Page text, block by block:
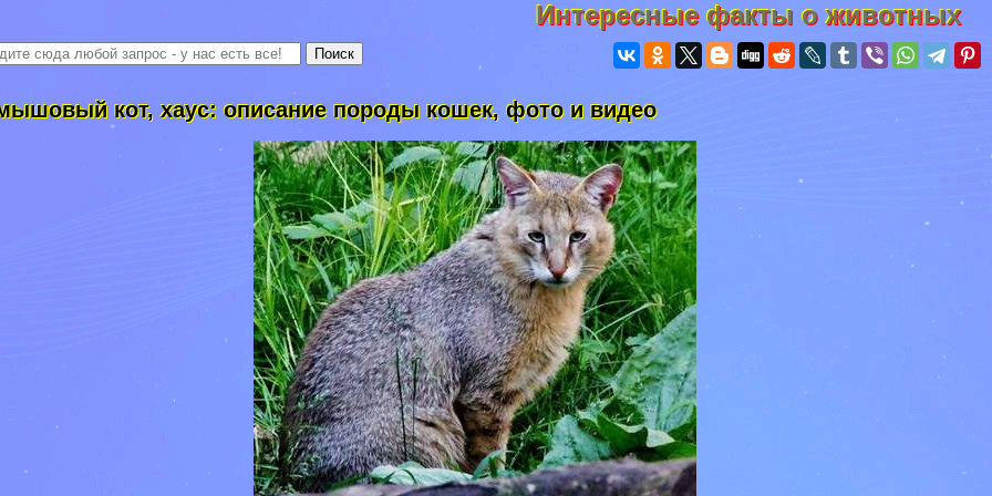
Интересные факты о животных
кот, хаус: описание породы кошек, фото и видео